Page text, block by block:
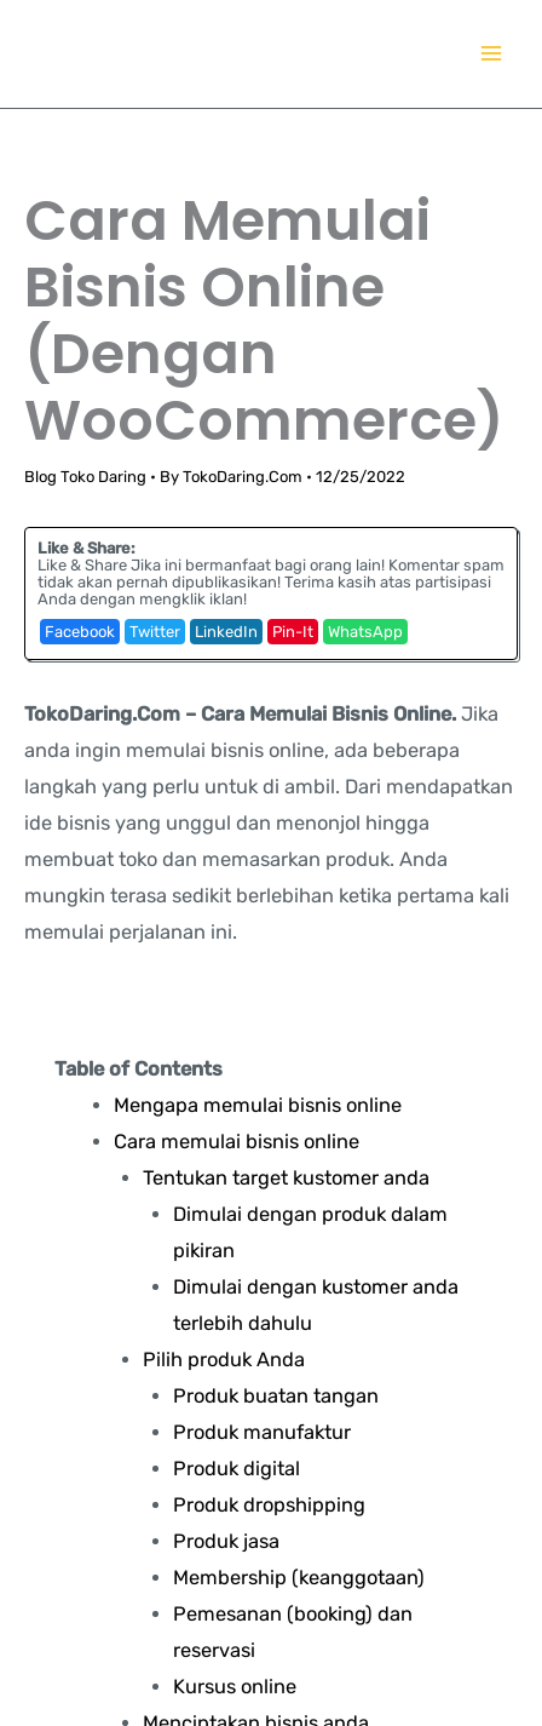
Cara Memulai
Bisnis Online
(Dengan
WooCommerce)
Blog Toko Daring • By TokoDaring.Com • 12/25/2022
Like & Share:
Like & Share Jika ini bermanfaat bagi orang lain! Komentar spam
tidak akan pernah dipublikasikan! Terima kasih atas partisipasi
Anda dengan mengklik iklan!
Facebook
Twitter LinkedIn Pin-It WhatsApp
TokoDaring.Com – Cara Memulai Bisnis Online. Jika
anda ingin memulai bisnis online, ada beberapa
langkah yang perlu untuk di ambil. Dari mendapatkan
ide bisnis yang unggul dan menonjol hingga
membuat toko dan memasarkan produk. Anda
mungkin terasa sedikit berlebihan ketika pertama kali
memulai perjalanan ini.
Table of Contents
Mengapa memulai bisnis online
Cara memulai bisnis online
Tentukan target kustomer anda
Dimulai dengan produk dalam
pikiran
Dimulai dengan kustomer anda
terlebih dahulu
Pilih produk Anda
Produk buatan tangan
Produk manufaktur
Produk digital
Produk dropshipping
Produk jasa
Membership (keanggotaan)
Pemesanan (booking) dan
reservasi
Kursus online